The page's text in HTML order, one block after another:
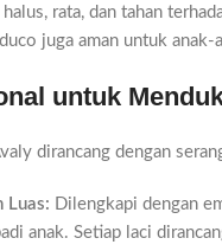
rata, dan tahan
juga aman untuk
untuk
dirancang dengan
Luas: Dilengkapi dengan
anak. Setiap laci